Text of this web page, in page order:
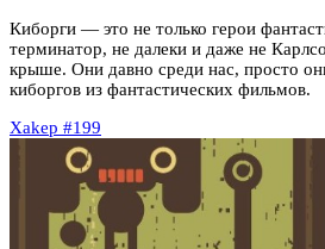
Киборги — это не только герои
терминатор, не далеки и даже не
крыше. Они давно среди нас, просто
киборгов из фантастических фильмов.
Xakep #199